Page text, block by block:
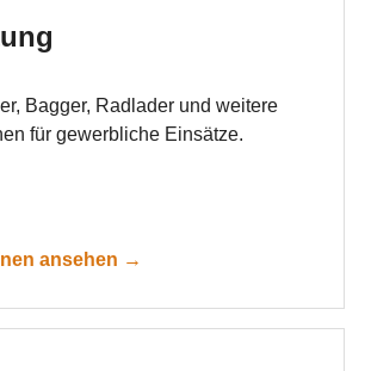
Bagger, Radlader und weitere
für gewerbliche Einsätze.
ansehen →